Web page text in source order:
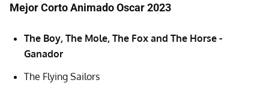
Mejor Corto Animado Oscar 2023
The Boy, The Mole, The Fox and The Horse -
Ganador
The Flying Sailors